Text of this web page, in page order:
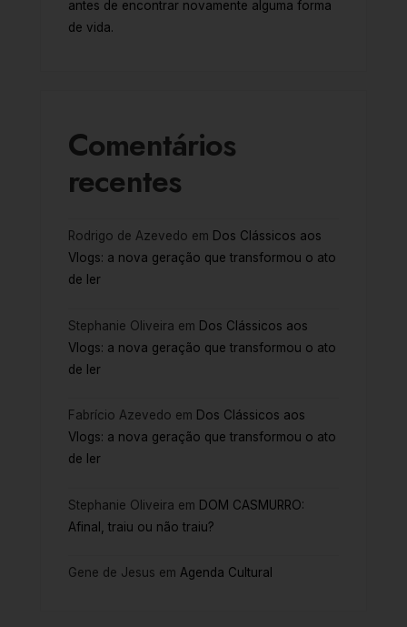
antes de encontrar novamente alguma forma
de vida.
Comentários
recentes
Rodrigo de Azevedo em Dos Clássicos aos
Vlogs: a nova geração que transformou o ato
de ler
Stephanie Oliveira em Dos Clássicos aos
Vlogs: a nova geração que transformou o ato
de ler
Fabrício Azevedo em Dos Clássicos aos
Vlogs: a nova geração que transformou o ato
de ler
Stephanie Oliveira em DOM CASMURRO:
Afinal, traiu ou não traiu?
Gene de Jesus em Agenda Cultural